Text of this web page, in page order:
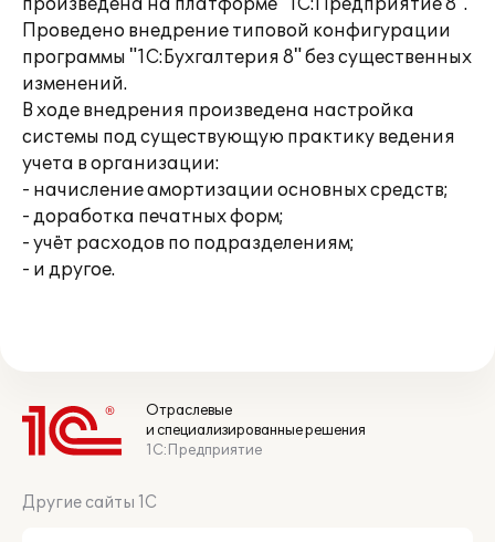
произведена на платформе "1С:Предприятие 8".
Проведено внедрение типовой конфигурации
программы "1С:Бухгалтерия 8" без существенных
изменений.
В ходе внедрения произведена настройка
системы под существующую практику ведения
учета в организации:
- начисление амортизации основных средств;
- доработка печатных форм;
- учёт расходов по подразделениям;
- и другое.
Отраслевые
и специализированные решения
1С:Предприятие
Другие сайты 1С